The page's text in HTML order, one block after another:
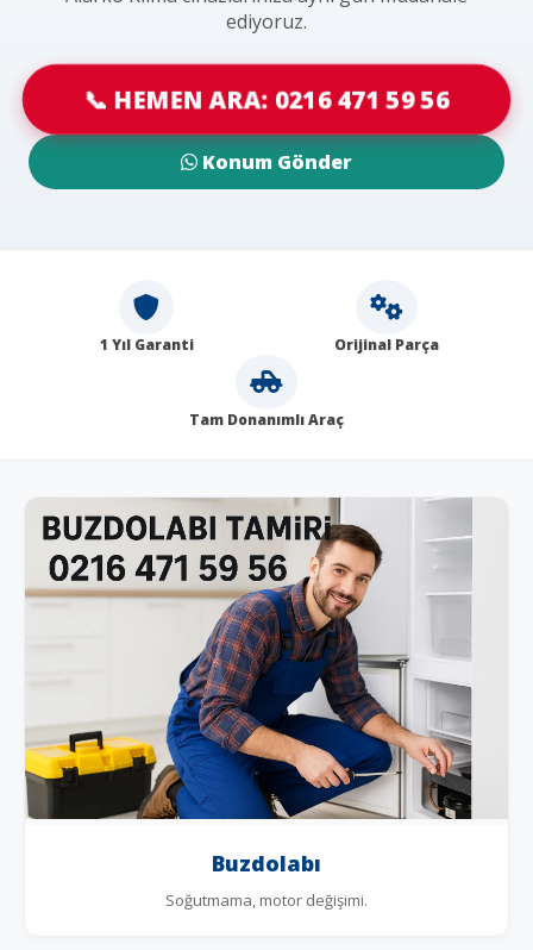
ediyoruz.
📞 HEMEN ARA: 0216 471 59 56
Konum Gönder
1 Yıl Garanti Orijinal Parça
Tam Donanımlı Araç
Buzdolabı
Soğutmama, motor değişimi.